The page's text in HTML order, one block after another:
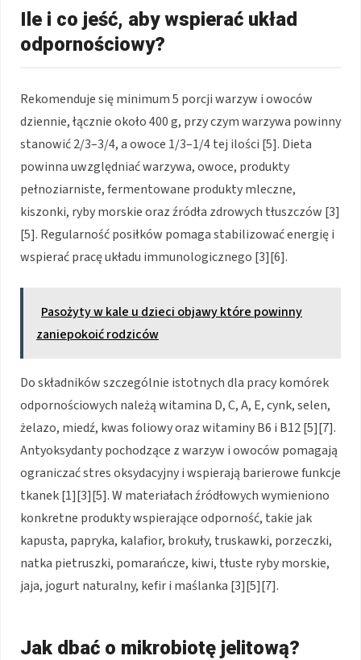
Ile i co jeść, aby wspierać układ
odpornościowy?
Rekomenduje się minimum 5 porcji warzyw i owoców
dziennie, łącznie około 400 g, przy czym warzywa powinny
stanowić 2/3–3/4, a owoce 1/3–1/4 tej ilości [5]. Dieta
powinna uwzględniać warzywa, owoce, produkty
pełnoziarniste, fermentowane produkty mleczne,
kiszonki, ryby morskie oraz źródła zdrowych tłuszczów [3]
[5]. Regularność posiłków pomaga stabilizować energię i
wspierać pracę układu immunologicznego [3][6].
Pasożyty w kale u dzieci objawy które powinny
zaniepokoić rodziców
Do składników szczególnie istotnych dla pracy komórek
odpornościowych należą witamina D, C, A, E, cynk, selen,
żelazo, miedź, kwas foliowy oraz witaminy B6 i B12 [5][7].
Antyoksydanty pochodzące z warzyw i owoców pomagają
ograniczać stres oksydacyjny i wspierają barierowe funkcje
tkanek [1][3][5]. W materiałach źródłowych wymieniono
konkretne produkty wspierające odporność, takie jak
kapusta, papryka, kalafior, brokuły, truskawki, porzeczki,
natka pietruszki, pomarańcze, kiwi, tłuste ryby morskie,
jaja, jogurt naturalny, kefir i maślanka [3][5][7].
Jak dbać o mikrobiotę jelitową?